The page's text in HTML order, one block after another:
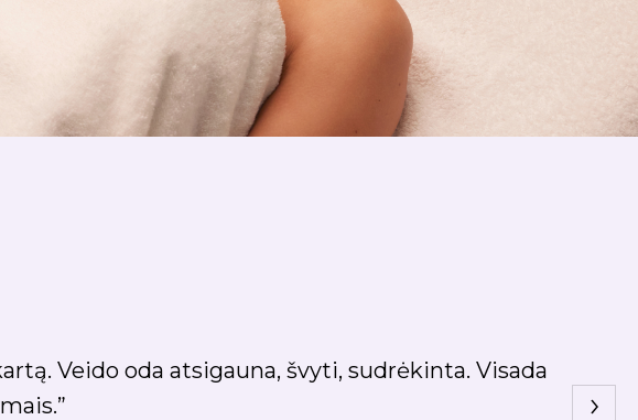
vienas iš geriausių, kiek esu bandžiusi. Ir toliau jį
Nuoširdi rekomendacija.”